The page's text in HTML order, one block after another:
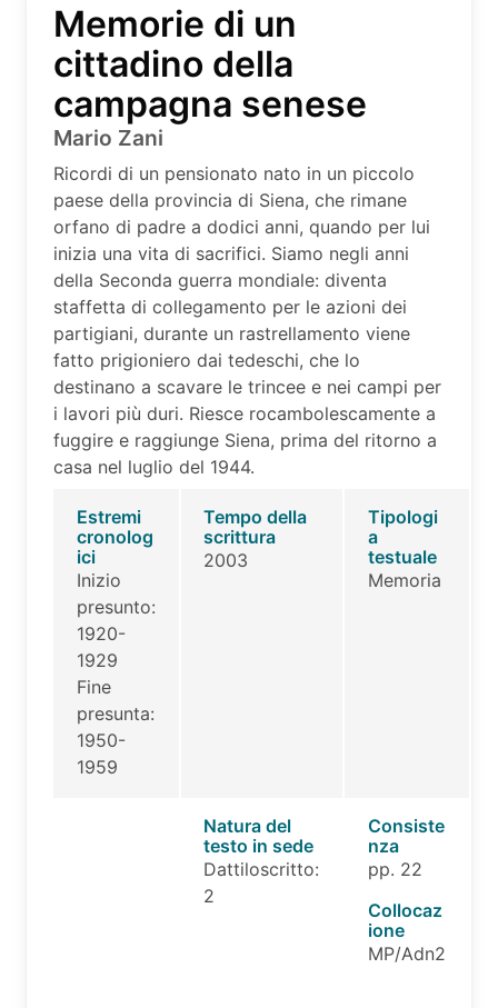
Memorie di un
cittadino della
campagna senese
Mario Zani
Ricordi di un pensionato nato in un piccolo
paese della provincia di Siena, che rimane
orfano di padre a dodici anni, quando per lui
inizia una vita di sacrifici. Siamo negli anni
della Seconda guerra mondiale: diventa
staffetta di collegamento per le azioni dei
partigiani, durante un rastrellamento viene
fatto prigioniero dai tedeschi, che lo
destinano a scavare le trincee e nei campi per
i lavori più duri. Riesce rocambolescamente a
fuggire e raggiunge Siena, prima del ritorno a
casa nel luglio del 1944.
Estremi
cronolog
ici
Inizio
presunto:
1920-
1929
Fine
presunta:
1950-
1959
Tempo della
scrittura
2003
Tipologi
a
testuale
Memoria
Natura del
testo in sede
Dattiloscritto:
2
Consiste
nza
pp. 22
Collocaz
ione
MP/Adn2